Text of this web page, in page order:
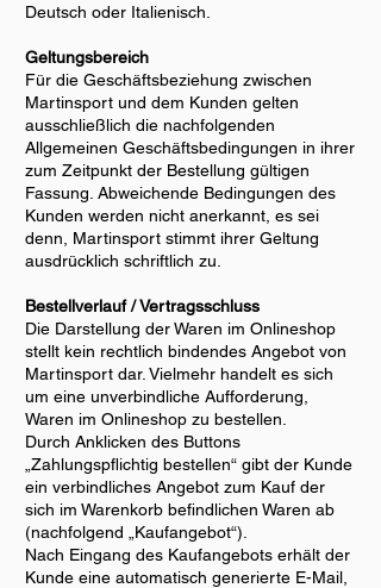
Deutsch oder Italienisch.
Geltungsbereich
Für die Geschäftsbeziehung zwischen
Martinsport und dem Kunden gelten
ausschließlich die nachfolgenden
Allgemeinen Geschäftsbedingungen in ihrer
zum Zeitpunkt der Bestellung gültigen
Fassung. Abweichende Bedingungen des
Kunden werden nicht anerkannt, es sei
denn, Martinsport stimmt ihrer Geltung
ausdrücklich schriftlich zu.
Bestellverlauf / Vertragsschluss
Die Darstellung der Waren im Onlineshop
stellt kein rechtlich bindendes Angebot von
Martinsport dar. Vielmehr handelt es sich
um eine unverbindliche Aufforderung,
Waren im Onlineshop zu bestellen.
Durch Anklicken des Buttons
„Zahlungspflichtig bestellen“ gibt der Kunde
ein verbindliches Angebot zum Kauf der
sich im Warenkorb befindlichen Waren ab
(nachfolgend „Kaufangebot“).
Nach Eingang des Kaufangebots erhält der
Kunde eine automatisch generierte E-Mail,